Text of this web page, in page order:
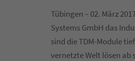
Tübingen – 02. März
Systems GmbH das
sind die TDM-Module
vernetzte Welt lösen ab